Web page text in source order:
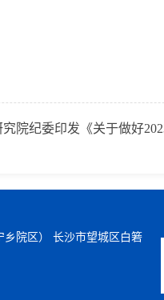
究院纪委印发《关于做好
乡院区） 长沙市望城区白箬